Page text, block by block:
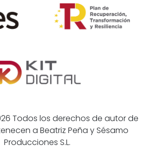
Todos los derechos de autor de
a Beatriz Peña y Sésamo
Producciones S.L.